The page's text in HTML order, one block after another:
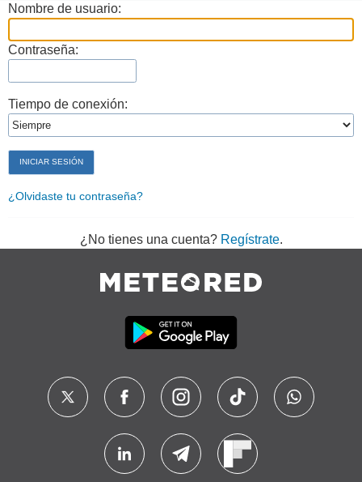
Nombre de usuario:
Contraseña:
Tiempo de conexión:
¿Olvidaste tu contraseña?
¿No tienes una cuenta? Regístrate.